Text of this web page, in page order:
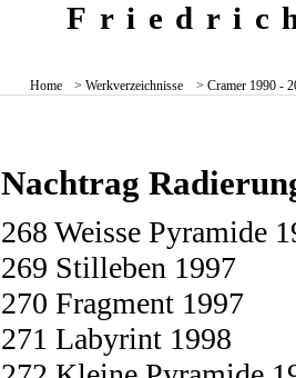
Home > Werkverzeichnisse > Cramer 1990 -
Nachtrag
268 Weisse Pyramide
269 Stilleben 1997
270 Fragment 1997
271 Labyrint 1998